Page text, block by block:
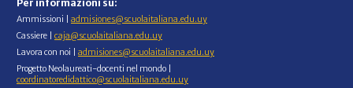
Per informazioni su:
Ammissioni | admisiones@scuolaitaliana.edu.uy
Cassiere | caja@scuolaitaliana.edu.uy
Lavora con noi | admisiones@scuolaitaliana.edu.uy
Progetto Neolaureati-docenti nel mondo |
coordinatoredidattico@scuolaitaliana.edu.uy